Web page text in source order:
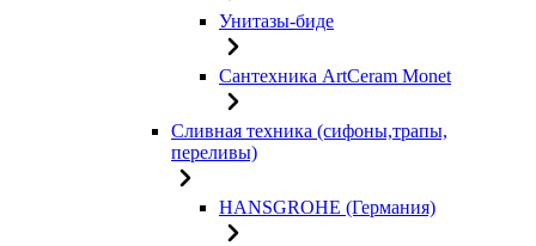
Унитазы-биде
Сантехника ArtCeram Monet
Сливная техника (сифоны,трапы,
переливы)
HANSGROHE (Германия)